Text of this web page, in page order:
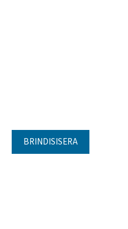
BRINDISISERA